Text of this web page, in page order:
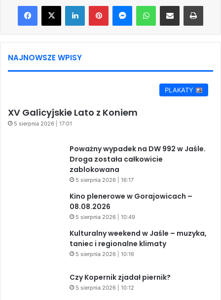
Facebook
X LinkedInPinterestMessengerWhatsAppShare via Email Print
NAJNOWSZE WPISY
PLAKATY
XV Galicyjskie Lato z Koniem
5 sierpnia 2026 | 17:01
Poważny wypadek na DW 992 w Jaśle.
Droga została całkowicie
zablokowana
5 sierpnia 2026 | 16:17
Kino plenerowe w Gorajowicach –
08.08.2026
5 sierpnia 2026 | 10:49
Kulturalny weekend w Jaśle – muzyka,
taniec i regionalne klimaty
5 sierpnia 2026 | 10:16
5 sierpnia 2026 | 10:12